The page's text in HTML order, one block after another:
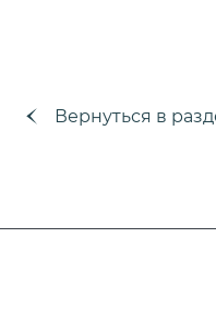
Вернуться в